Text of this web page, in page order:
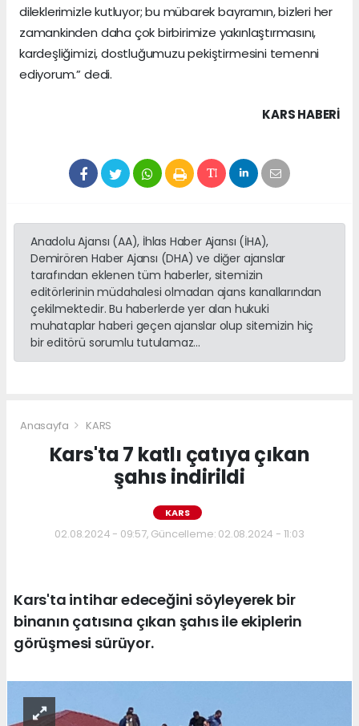
dileklerimizle kutluyor; bu mübarek bayramın, bizleri her
zamankinden daha çok birbirimize yakınlaştırmasını,
kardeşliğimizi, dostluğumuzu pekiştirmesini temenni
ediyorum.” dedi.
KARS HABERİ
Anadolu Ajansı (AA), İhlas Haber Ajansı (İHA),
Demirören Haber Ajansı (DHA) ve diğer ajanslar
tarafından eklenen tüm haberler, sitemizin
editörlerinin müdahalesi olmadan ajans kanallarından
çekilmektedir. Bu haberlerde yer alan hukuki
muhataplar haberi geçen ajanslar olup sitemizin hiç
bir editörü sorumlu tutulamaz...
Anasayfa KARS
Kars'ta 7 katlı çatıya çıkan
şahıs indirildi
KARS
02.08.2024 - 09:57, Güncelleme: 02.08.2024 - 11:03
Kars'ta intihar edeceğini söyleyerek bir
binanın çatısına çıkan şahıs ile ekiplerin
görüşmesi sürüyor.